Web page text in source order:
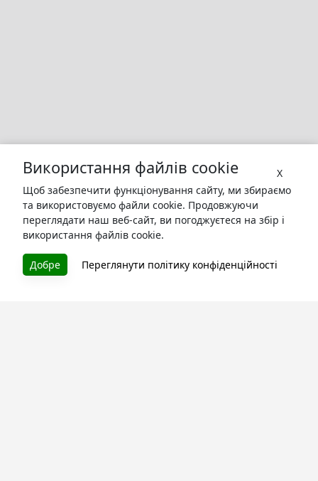
X
Використання файлів cookie
Щоб забезпечити функціонування сайту, ми збираємо
та використовуємо файли cookie. Продовжуючи
переглядати наш веб-сайт, ви погоджуєтеся на збір і
використання файлів cookie.
Добре Переглянути політику конфіденційності
БУКУРУК
Літературна платформа і бібліотека книг, які можна